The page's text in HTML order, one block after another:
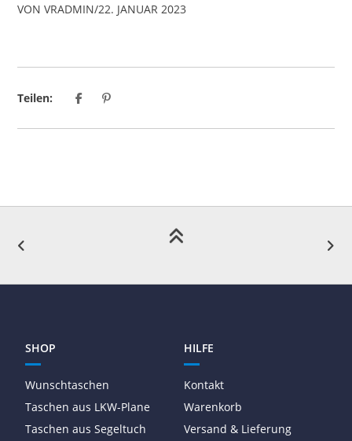
VONVRADMIN/22. JANUAR 2023
Teilen:
SHOP
Wunschtaschen
Taschen aus LKW-Plane
Taschen aus Segeltuch
HILFE
Kontakt
Warenkorb
Versand & Lieferung